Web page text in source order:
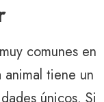
comunes en
tiene un